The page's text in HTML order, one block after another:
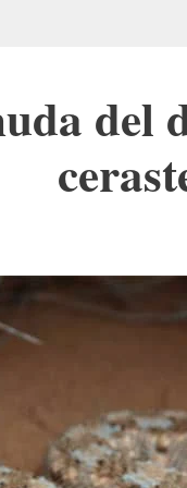
del